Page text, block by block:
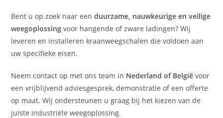
Bent u op zoek naar eenduurzame, nauwkeurige en veilige
weegoplossing voor hangende of zware ladingen? Wij
leveren en installeren kraanweegschalen die voldoen aan
uw specifieke eisen.
Neem contact op met ons team in Nederland of België voor
een vrijblijvend adviesgesprek, demonstratie of een offerte
op maat. Wij ondersteunen u graag bij het kiezen van de
juiste industriële weegoplossing.